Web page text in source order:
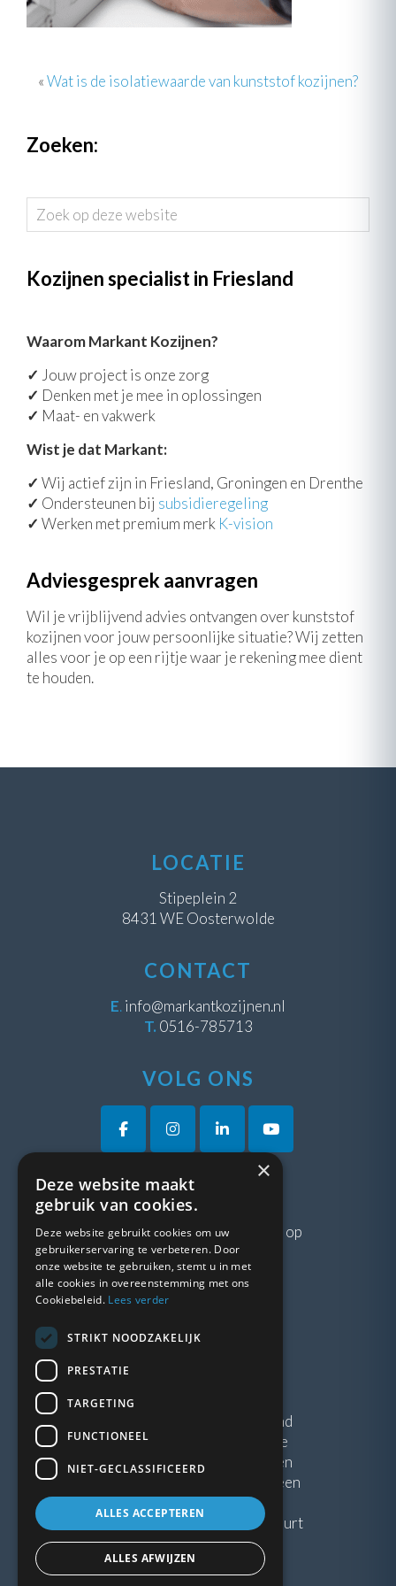
«Wat is de isolatiewaarde van kunststof kozijnen?
Zoeken:
Zoek
op
website
Kozijnen specialist in Friesland
Waarom Markant Kozijnen?
✓ Jouw project is onze zorg
✓ Denken met je mee in oplossingen
✓ Maat- en vakwerk
Wist je dat Markant:
✓ Wij actief zijn in Friesland, Groningen en Drenthe
✓ Ondersteunen bij subsidieregeling
✓ Werken met premium merk K-vision
Adviesgesprek aanvragen
Wil je vrijblijvend advies ontvangen over kunststof
kozijnen voor jouw persoonlijke situatie? Wij zetten
alles voor je op een rijtje waar je rekening mee dient
te houden.
LOCATIE
Stipeplein 2
8431 WE Oosterwolde
CONTACT
E.info@markantkozijnen.nl
T. 0516-785713
VOLG ONS
VRAGEN?
Neem gerustcontactmet ons op
LINKS
Blogs
Algemene voorwaarden
Kunststof Kozijnen Friesland
Kunststof kozijnen Drenthe
Kunststof Kozijnen Drachten
Kunststof Kozijnen Hoogeveen
Kunststof kozijnen in jouw buurt
×
Deze website maakt
gebruik van cookies.
Deze website gebruikt cookies om uw
gebruikerservaring te verbeteren. Door
onze website te gebruiken, stemt u in met
alle cookies in overeenstemming met ons
Cookiebeleid. Lees verder
STRIKT NOODZAKELIJK
PRESTATIE
TARGETING
FUNCTIONEEL
NIET-GECLASSIFICEERD
ALLES ACCEPTEREN
ALLES AFWIJZEN